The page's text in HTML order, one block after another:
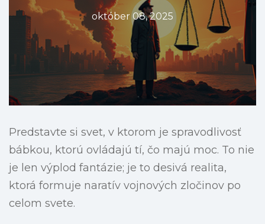
október 08, 2025
Predstavte si svet, v ktorom je spravodlivosť
bábkou, ktorú ovládajú tí, čo majú moc. To nie
je len výplod fantázie; je to desivá realita,
ktorá formuje naratív vojnových zločinov po
celom svete.